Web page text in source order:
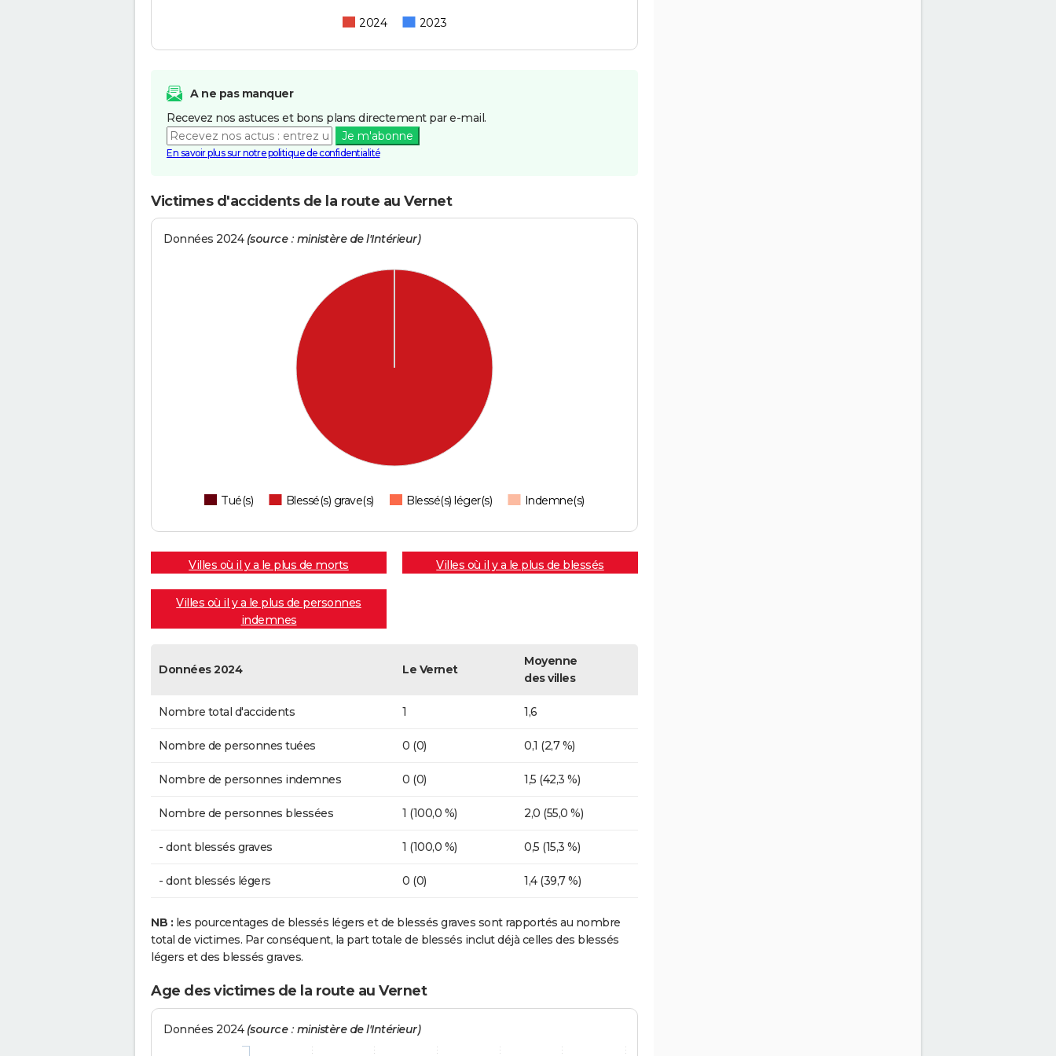
2024 2023
A ne pas manquer
Recevez nos astuces et bons plans directement par e-mail.
Je m'abonne
En savoir plus sur notre politique de confidentialité
Victimes d'accidents de la route au Vernet
Données 2024 (source : ministère de l'Intérieur)
Tué(s) Blessé(s) grave(s) Blessé(s) léger(s) Indemne(s)
Villes où il y a le plus de morts Villes où il y a le plus de blessés
Villes où il y a le plus de personnes
indemnes
Données 2024 Le Vernet
Moyenne
des villes
Nombre total d'accidents 1 1,6
Nombre de personnes tuées 0 (0) 0,1 (2,7 %)
Nombre de personnes indemnes 0 (0) 1,5 (42,3 %)
Nombre de personnes blessées 1 (100,0 %) 2,0 (55,0 %)
- dont blessés graves 1 (100,0 %) 0,5 (15,3 %)
- dont blessés légers 0 (0) 1,4 (39,7 %)
NB : les pourcentages de blessés légers et de blessés graves sont rapportés au nombre
total de victimes. Par conséquent, la part totale de blessés inclut déjà celles des blessés
légers et des blessés graves.
Age des victimes de la route au Vernet
Données 2024 (source : ministère de l'Intérieur)